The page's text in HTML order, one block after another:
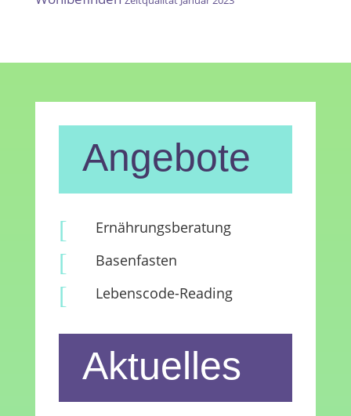
Angebote
[ Ernährungsberatung
[ Basenfasten
[ Lebenscode-Reading
Aktuelles